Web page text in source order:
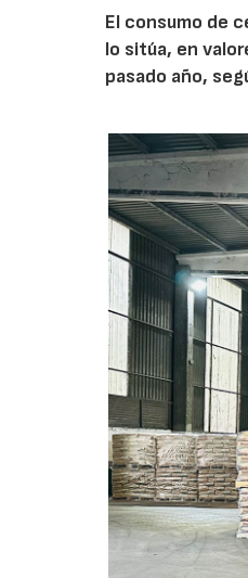
El consumo de
lo sitúa, en
pasado año,